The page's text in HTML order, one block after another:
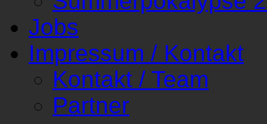
Jobs
Impressum / Kontakt
Kontakt / Team
Partner